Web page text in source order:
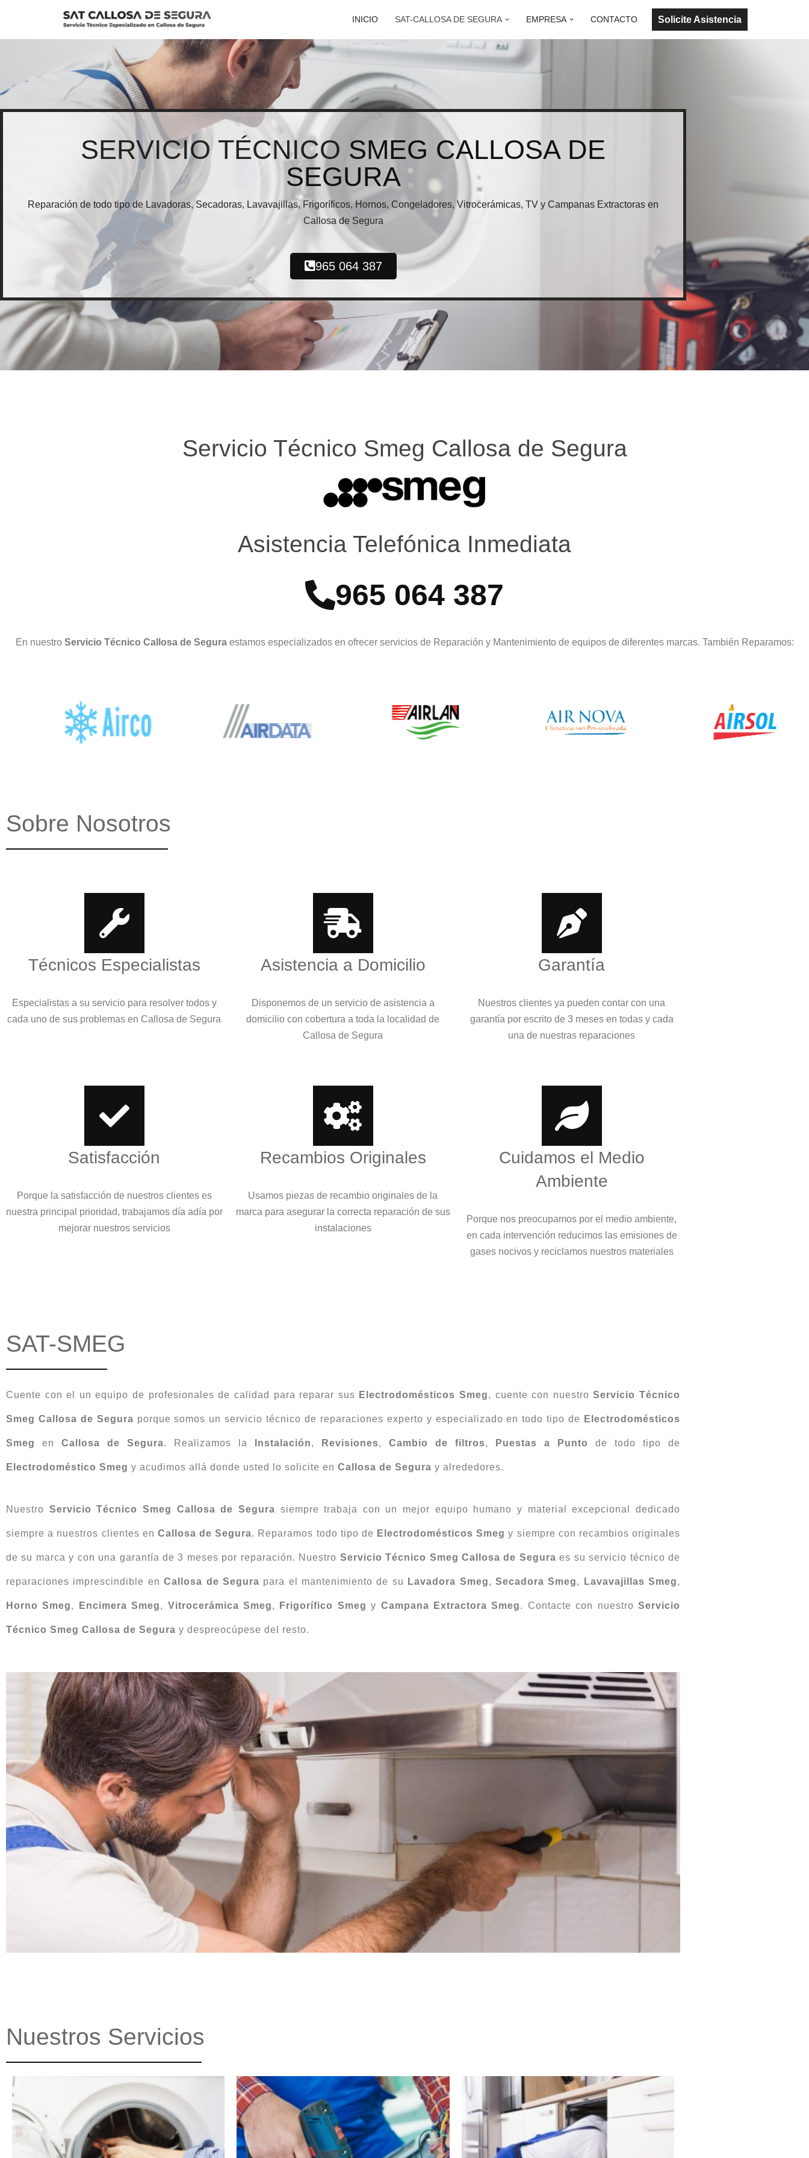
INICIO SAT-CALLOSA DE SEGURA EMPRESA CONTACTO Solicite Asistencia
SERVICIO TÉCNICO SMEG CALLOSA DE
SEGURA
Reparación de todo tipo de Lavadoras, Secadoras, Lavavajillas, Frigoríficos, Hornos, Congeladores, Vitrocerámicas, TV y Campanas Extractoras en
Callosa de Segura
965 064 387
Servicio Técnico Smeg Callosa de Segura
Asistencia Telefónica Inmediata
965 064 387
En nuestro Servicio Técnico Callosa de Segura estamos especializados en ofrecer servicios de Reparación y Mantenimiento de equipos de diferentes marcas. También Reparamos:
Sobre Nosotros
Técnicos Especialistas
Especialistas a su servicio para resolver todos y
cada uno de sus problemas en Callosa de Segura
Asistencia a Domicilio
Disponemos de un servicio de asistencia a
domicilio con cobertura a toda la localidad de
Callosa de Segura
Garantía
Nuestros clientes ya pueden contar con una
garantía por escrito de 3 meses en todas y cada
una de nuestras reparaciones
Satisfacción
Porque la satisfacción de nuestros clientes es
nuestra principal prioridad, trabajamos día adía por
mejorar nuestros servicios
Recambios Originales
Usamos piezas de recambio originales de la
marca para asegurar la correcta reparación de sus
instalaciones
Cuidamos el Medio
Ambiente
Porque nos preocupamos por el medio ambiente,
en cada intervención reducimos las emisiones de
gases nocivos y reciclamos nuestros materiales
SAT-SMEG
Cuente con el un equipo de profesionales de calidad para reparar sus Electrodomésticos Smeg, cuente con nuestroServicio Técnico
Smeg Callosa de Segura porque somos un servicio técnico de reparaciones experto y especializado en todo tipo de Electrodomésticos
Smeg en Callosa de Segura. Realizamos la Instalación, Revisiones, Cambio de filtros, Puestas a Punto de todo tipo de
Electrodoméstico Smeg y acudimos allá donde usted lo solicite en Callosa de Segura y alrededores.
Nuestro Servicio Técnico Smeg Callosa de Segura siempre trabaja con un mejor equipo humano y material excepcional dedicado
siempre a nuestros clientes en Callosa de Segura. Reparamos todo tipo de Electrodomésticos Smeg y siempre con recambios originales
de su marca y con una garantía de 3 meses por reparación. Nuestro Servicio Técnico Smeg Callosa de Segura es su servicio técnico de
reparaciones imprescindible enCallosa de Segura para el mantenimiento de su Lavadora Smeg, Secadora Smeg, Lavavajillas Smeg,
Horno Smeg, Encimera Smeg, Vitrocerámica Smeg, Frigorífico Smeg y Campana Extractora Smeg. Contacte con nuestroServicio
Técnico Smeg Callosa de Segura y despreocúpese del resto.
Nuestros Servicios